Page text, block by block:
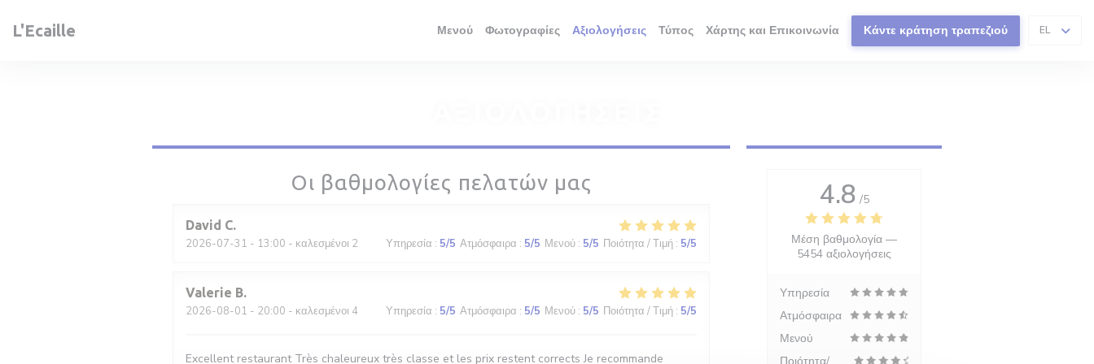
L'Ecaille Μενού Φωτογραφίες Αξιολογήσεις Τύπος Χάρτης και Επικοινωνία Κάντε κράτηση τραπεζιού EL
Οι βαθμολογίες πελατών μας
David C
2026-07-31 - 13:00 - καλεσμένοι 2 Υπηρεσία : 5/5 Ατμόσφαιρα : 5/5 Μενού : 5/5 Ποιότητα / Τιμή : 5/5
Valerie B
2026-08-01 - 20:00 - καλεσμένοι 4 Υπηρεσία : 5/5 Ατμόσφαιρα : 5/5 Μενού : 5/5 Ποιότητα / Τιμή : 5/5
Excellent restaurant Très chaleureux très classe et les prix restent corrects Je recommande
4.8 /5
Μέση βαθμολογία —
5454 αξιολογήσεις
Υπηρεσία
Ατμόσφαιρα
Μενού